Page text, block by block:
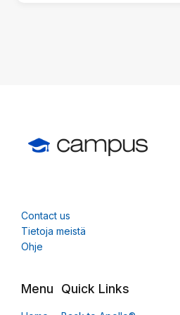
Contact us
Tietoja meistä
Ohje
Menu Quick Links